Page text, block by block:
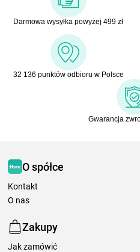
Darmowa wysyłka powyżej 499 zł
32 136 punktów odbioru w Polsce
Gwarancja
O spółce
Kontakt
O nas
Zakupy
Jak zamówić